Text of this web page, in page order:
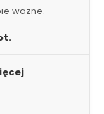
ważne.